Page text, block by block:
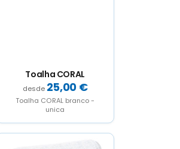
Toalha CORAL
25,00 €
Toalha CORAL branco -
unica